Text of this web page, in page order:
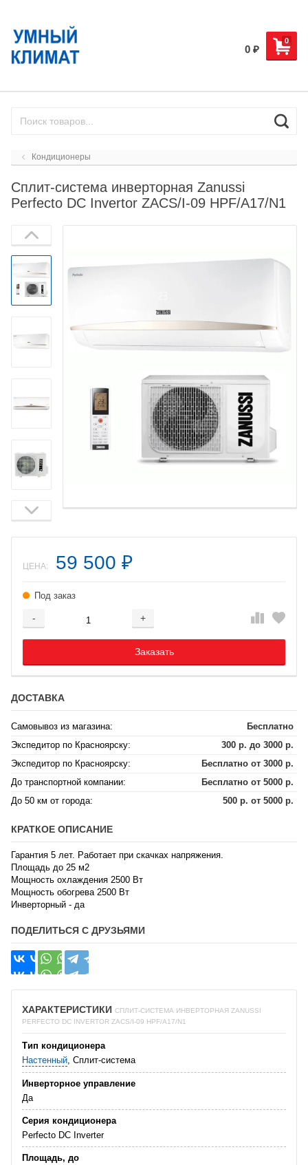
0
0 ₽
Кондиционеры
Сплит-система инверторная Zanussi
Perfecto DC Invertor ZACS/I-09 HPF/A17/N1
ЦЕНА: 59 500 ₽
Под заказ
- +
Добавляется...
Заказать
Добавлен
ДОСТАВКА
Самовывоз из магазина:
Бесплатно
Экспедитор по Красноярску:
300 р. до 3000 р.
Экспедитор по Красноярску:
Бесплатно от 3000 р.
До транспортной компании:
Бесплатно от 5000 р.
До 50 км от города:
500 р. от 5000 р.
КРАТКОЕ ОПИСАНИЕ
Гарантия 5 лет. Работает при скачках напряжения.
Площадь до 25 м2
Мощность охлаждения 2500 Вт
Мощность обогрева 2500 Вт
Инверторный - да
ПОДЕЛИТЬСЯ С ДРУЗЬЯМИ
ХАРАКТЕРИСТИКИ СПЛИТ-СИСТЕМА ИНВЕРТОРНАЯ ZANUSSI
PERFECTO DC INVERTOR ZACS/I-09 HPF/A17/N1
Тип кондиционера
Настенный, Сплит-система
Инверторное управление
Да
Серия кондиционера
Perfecto DC Inverter
Площадь, до